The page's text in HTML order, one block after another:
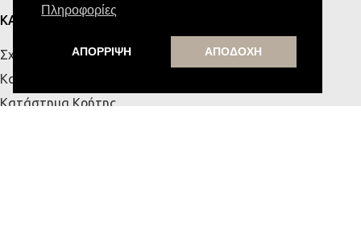
Πληροφορίες
ΑΠΟΡΡΙΨΗ ΑΠΟΔΟΧΗ
ΚΑΤΑΣΤΗΜΑΤΑ
Σχετικά με εμάς
Κατάστημα Πάτρας
Κατάστημα Κρήτης